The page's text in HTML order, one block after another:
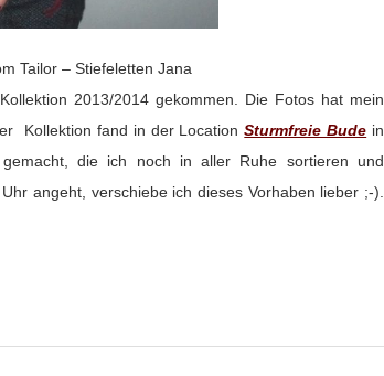
Tailor – Stiefeletten Jana
2013/2014 gekommen. Die Fotos hat mein
Kollektion fand in der LocationSturmfreie Bude in
die ich noch in aller Ruhe sortieren und
angeht, verschiebe ich dieses Vorhaben lieber ;-).